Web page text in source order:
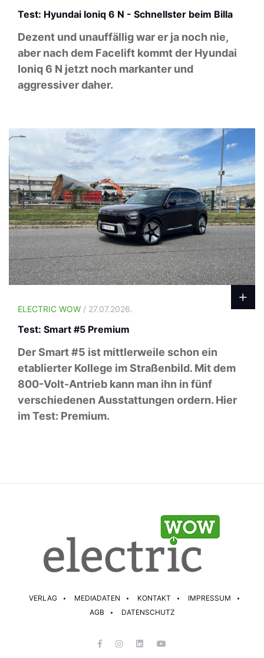
Test: Hyundai Ioniq 6 N - Schnellster beim Billa
Dezent und unauffällig war er ja noch nie,
aber nach dem Facelift kommt der Hyundai
Ioniq 6 N jetzt noch markanter und
aggressiver daher.
ELECTRIC WOW / 27.07.2026.
Test: Smart #5 Premium
Der Smart #5 ist mittlerweile schon ein
etablierter Kollege im Straßenbild. Mit dem
800-Volt-Antrieb kann man ihn in fünf
verschiedenen Ausstattungen ordern. Hier
im Test: Premium.
VERLAG MEDIADATEN KONTAKT
IMPRESSUM
AGB
DATENSCHUTZ